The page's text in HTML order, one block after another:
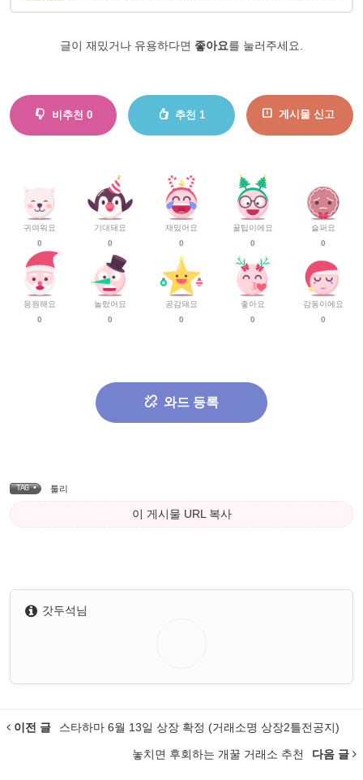
글이 재밌거나 유용하다면 좋아요를 눌러주세요.
비추천 0 추천 1 게시물 신고
귀여워요
0
응원해요
0
기대돼요
0
놀랐어요
0
재밌어요
0
공감돼요
0
꿀팁이에요
0
좋아요
0
슬퍼요
0
감동이에요
0
와드 등록
TAG • 툴리
이 게시물 URL 복사
갓두석님
이전 글 스타하마 6월 13일 상장 확정 (거래소명 상장2틀전공지)
놓치면 후회하는 개꿀 거래소 추천 다음 글